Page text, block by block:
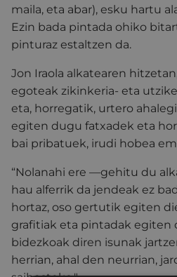
maila, eta abar), esku hartu
Ezin bada pintada ohiko
pinturaz estaltzen da.
Jon Iraola alkatearen
egoteak zikinkeria- eta
eta, horregatik, urtero
egiten dugu fatxadek eta
bai pribatuek, irudi hobea
“Nolanahi ere —gehitu du
hau alferrik da jendeak ez
hortaz, oso gertutik egiten
grafitiak eta pintadak egiten
bidezkoak diren isunak
herrian, ahal den neurrian,